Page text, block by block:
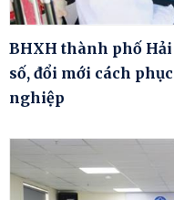
BHXH thành phố
số, đổi mới cách
nghiệp